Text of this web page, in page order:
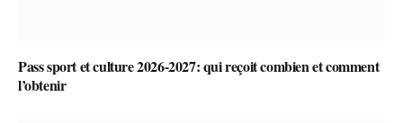
Pass sport et culture 2026-2027: qui reçoit combien et comment
l’obtenir